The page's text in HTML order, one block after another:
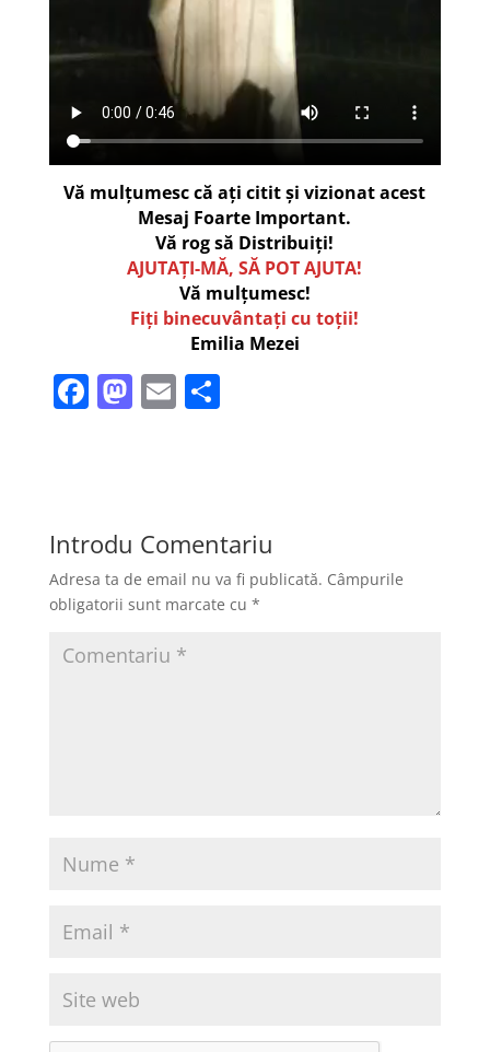
Vă mulțumesc că ați citit și vizionat acest
Mesaj Foarte Important.
Vă rog să Distribuiți!
AJUTAȚI-MĂ, SĂ POT AJUTA!
Vă mulțumesc!
Fiți binecuvântați cu toții!
Emilia Mezei
F
b
o
o
M
d
o
n
E P
a
z
ă
Introdu Comentariu
Adresa ta de email nu va fi publicată. Câmpurile
obligatorii sunt marcate cu *